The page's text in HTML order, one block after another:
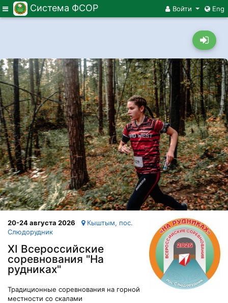
Меню Система ФСОР Войти Eng
20-24 августа 2026
Кыштым, пос.
Слюдорудник
XI Всероссийские
соревнования "На
рудниках"
Традиционные соревнования на горной
местности со скалами